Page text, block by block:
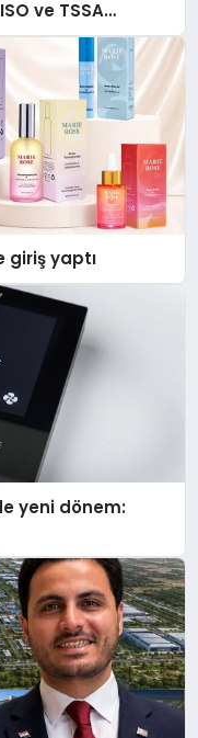
ve TSSA
giriş yaptı
yeni dönem: